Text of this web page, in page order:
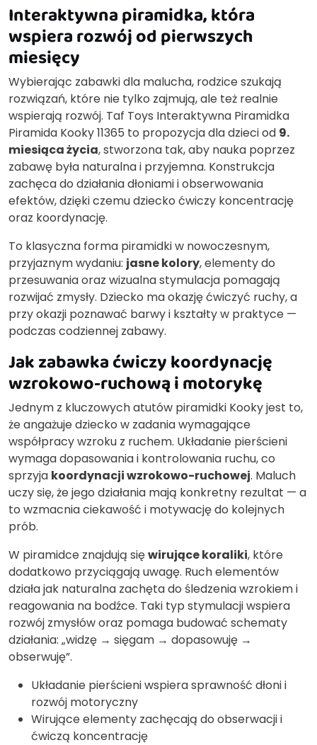
Interaktywna piramidka, która
wspiera rozwój od pierwszych
miesięcy
Wybierając zabawki dla malucha, rodzice szukają
rozwiązań, które nie tylko zajmują, ale też realnie
wspierają rozwój. Taf Toys Interaktywna Piramidka
Piramida Kooky 11365 to propozycja dla dzieci od 9.
miesiąca życia, stworzona tak, aby nauka poprzez
zabawę była naturalna i przyjemna. Konstrukcja
zachęca do działania dłoniami i obserwowania
efektów, dzięki czemu dziecko ćwiczy koncentrację
oraz koordynację.
To klasyczna forma piramidki w nowoczesnym,
przyjaznym wydaniu: jasne kolory, elementy do
przesuwania oraz wizualna stymulacja pomagają
rozwijać zmysły. Dziecko ma okazję ćwiczyć ruchy, a
przy okazji poznawać barwy i kształty w praktyce —
podczas codziennej zabawy.
Jak zabawka ćwiczy koordynację
wzrokowo-ruchową i motorykę
Jednym z kluczowych atutów piramidki Kooky jest to,
że angażuje dziecko w zadania wymagające
współpracy wzroku z ruchem. Układanie pierścieni
wymaga dopasowania i kontrolowania ruchu, co
sprzyja koordynacji wzrokowo-ruchowej. Maluch
uczy się, że jego działania mają konkretny rezultat — a
to wzmacnia ciekawość i motywację do kolejnych
prób.
W piramidce znajdują sięwirujące koraliki, które
dodatkowo przyciągają uwagę. Ruch elementów
działa jak naturalna zachęta do śledzenia wzrokiem i
reagowania na bodźce. Taki typ stymulacji wspiera
rozwój zmysłów oraz pomaga budować schematy
działania: „widzę → sięgam → dopasowuję →
obserwuję”.
Układanie pierścieni wspiera sprawność dłoni i
rozwój motoryczny
Wirujące elementy zachęcają do obserwacji i
ćwiczą koncentrację